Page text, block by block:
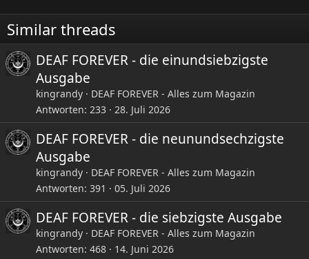
e
n
:
Similar threads
DEAF FOREVER - die einundsiebzigste
Ausgabe
kingrandy
DEAF FOREVER - Alles zum Magazin
Antworten 233 28. Juli 2026
DEAF FOREVER - die neunundsechzigste
Ausgabe
kingrandy
DEAF FOREVER - Alles zum Magazin
Antworten 391 05. Juli 2026
DEAF FOREVER - die siebzigste Ausgabe
kingrandy
DEAF FOREVER - Alles zum Magazin
Antworten 468 14. Juni 2026